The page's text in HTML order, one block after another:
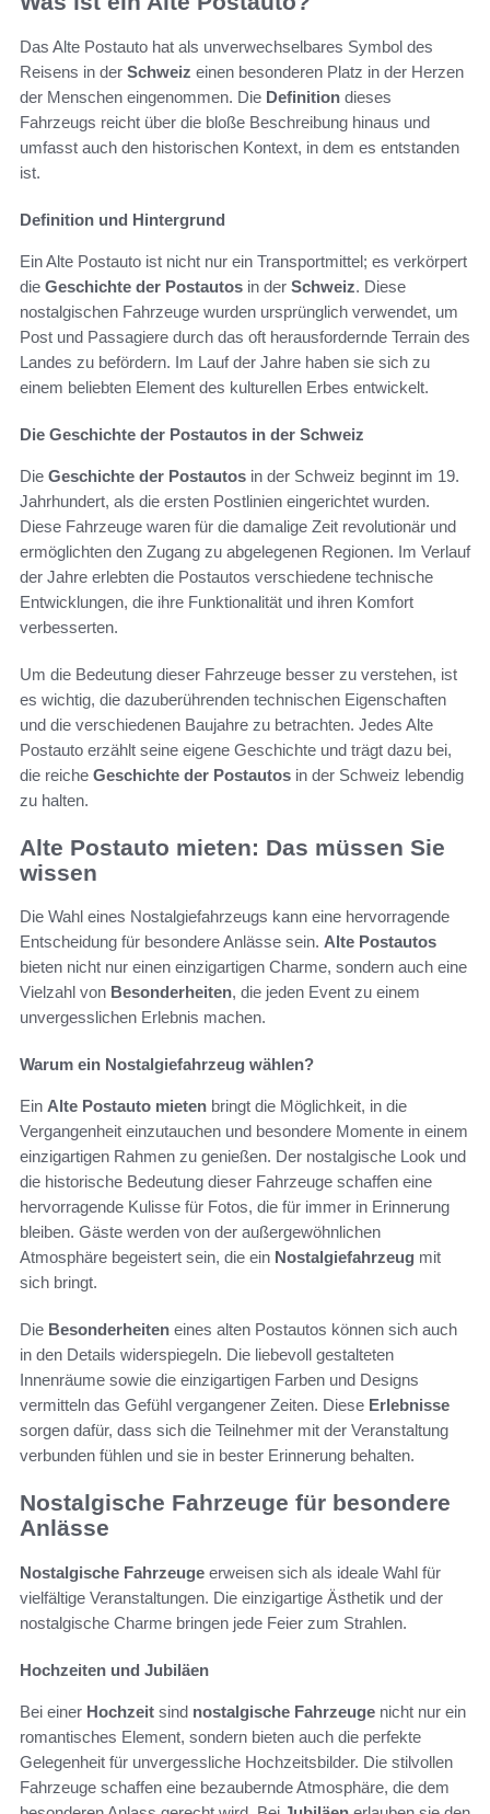
Das Alte Postauto hat als unverwechselbares Symbol des
Reisens in der Schweiz einen besonderen Platz in der Herzen
der Menschen eingenommen. Die Definition dieses
Fahrzeugs reicht über die bloße Beschreibung hinaus und
umfasst auch den historischen Kontext, in dem es entstanden
ist.
Definition und Hintergrund
Ein Alte Postauto ist nicht nur ein Transportmittel; es verkörpert
die Geschichte der Postautos in der Schweiz. Diese
nostalgischen Fahrzeuge wurden ursprünglich verwendet, um
Post und Passagiere durch das oft herausfordernde Terrain des
Landes zu befördern. Im Lauf der Jahre haben sie sich zu
einem beliebten Element des kulturellen Erbes entwickelt.
Die Geschichte der Postautos in der Schweiz
Die Geschichte der Postautos in der Schweiz beginnt im 19.
Jahrhundert, als die ersten Postlinien eingerichtet wurden.
Diese Fahrzeuge waren für die damalige Zeit revolutionär und
ermöglichten den Zugang zu abgelegenen Regionen. Im Verlauf
der Jahre erlebten die Postautos verschiedene technische
Entwicklungen, die ihre Funktionalität und ihren Komfort
verbesserten.
Um die Bedeutung dieser Fahrzeuge besser zu verstehen, ist
es wichtig, die dazuberührenden technischen Eigenschaften
und die verschiedenen Baujahre zu betrachten. Jedes Alte
Postauto erzählt seine eigene Geschichte und trägt dazu bei,
die reiche Geschichte der Postautos in der Schweiz lebendig
zu halten.
Alte Postauto mieten: Das müssen Sie
wissen
Die Wahl eines Nostalgiefahrzeugs kann eine hervorragende
Entscheidung für besondere Anlässe sein. Alte Postautos
bieten nicht nur einen einzigartigen Charme, sondern auch eine
Vielzahl von Besonderheiten, die jeden Event zu einem
unvergesslichen Erlebnis machen.
Warum ein Nostalgiefahrzeug wählen?
Ein Alte Postauto mieten bringt die Möglichkeit, in die
Vergangenheit einzutauchen und besondere Momente in einem
einzigartigen Rahmen zu genießen. Der nostalgische Look und
die historische Bedeutung dieser Fahrzeuge schaffen eine
hervorragende Kulisse für Fotos, die für immer in Erinnerung
bleiben. Gäste werden von der außergewöhnlichen
Atmosphäre begeistert sein, die ein Nostalgiefahrzeug mit
sich bringt.
Die Besonderheiten eines alten Postautos können sich auch
in den Details widerspiegeln. Die liebevoll gestalteten
Innenräume sowie die einzigartigen Farben und Designs
vermitteln das Gefühl vergangener Zeiten. Diese Erlebnisse
sorgen dafür, dass sich die Teilnehmer mit der Veranstaltung
verbunden fühlen und sie in bester Erinnerung behalten.
Nostalgische Fahrzeuge für besondere
Anlässe
Nostalgische Fahrzeuge erweisen sich als ideale Wahl für
vielfältige Veranstaltungen. Die einzigartige Ästhetik und der
nostalgische Charme bringen jede Feier zum Strahlen.
Hochzeiten und Jubiläen
Bei einer Hochzeit sind nostalgische Fahrzeuge nicht nur ein
romantisches Element, sondern bieten auch die perfekte
Gelegenheit für unvergessliche Hochzeitsbilder. Die stilvollen
Fahrzeuge schaffen eine bezaubernde Atmosphäre, die dem